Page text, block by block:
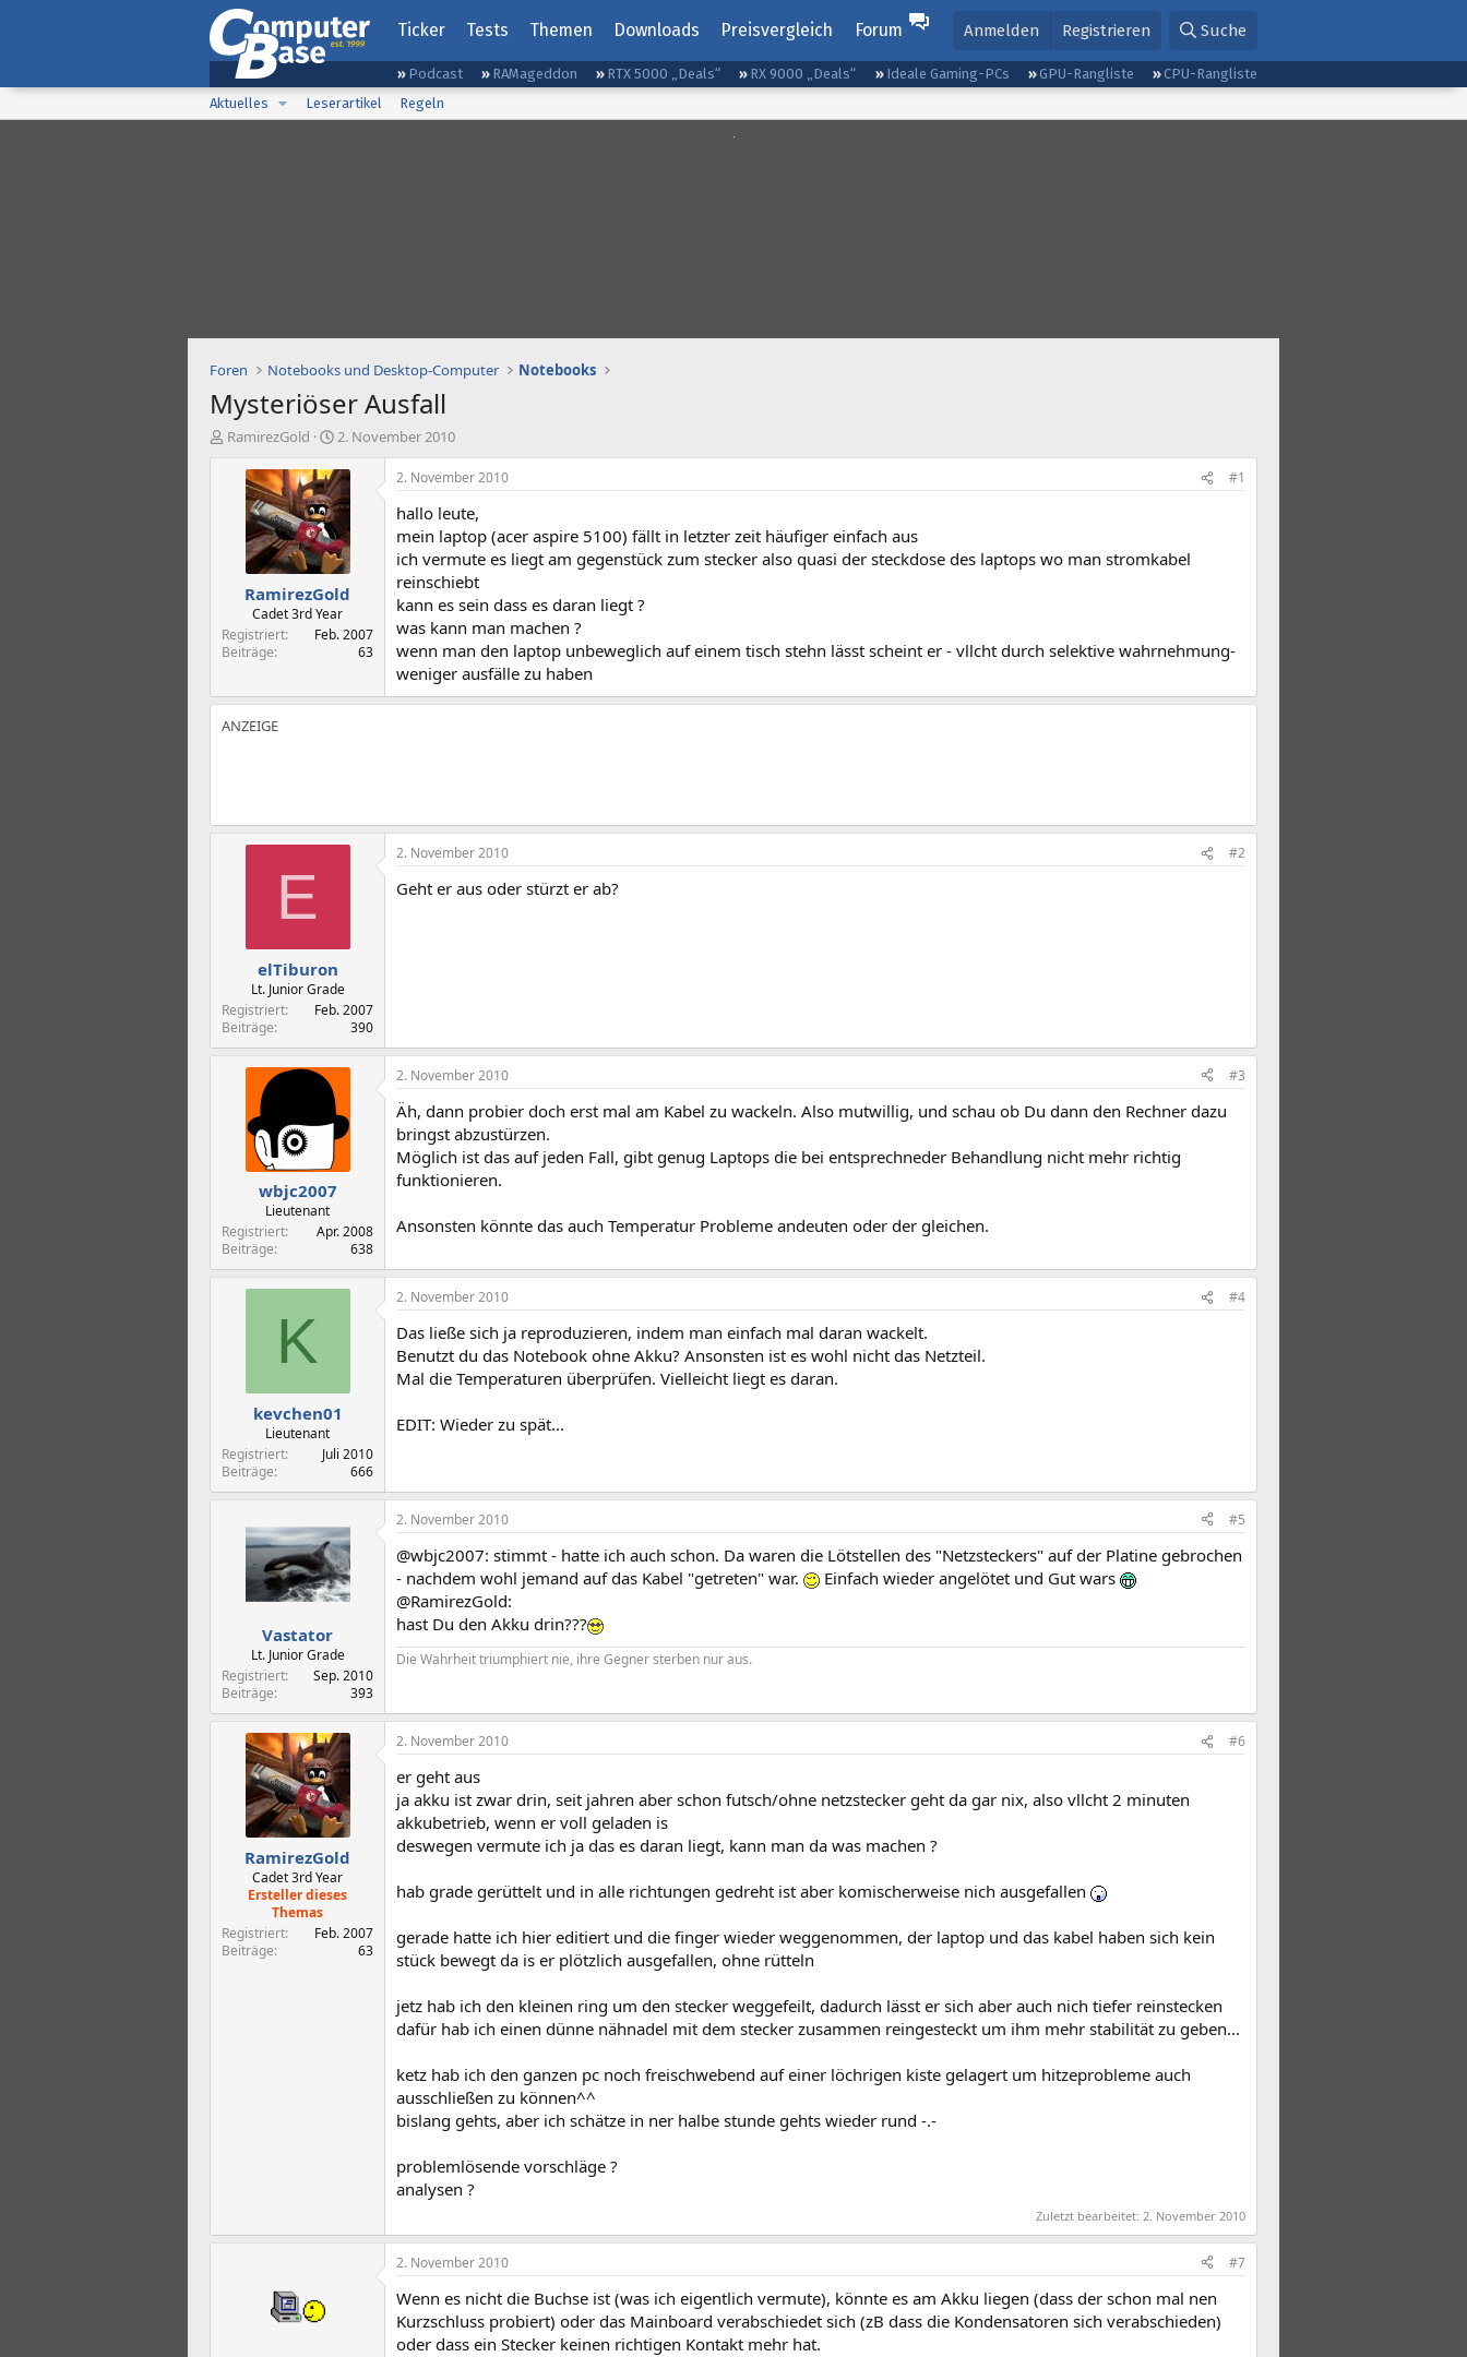
Ticker Tests Themen Downloads Preisvergleich Forum Anmelden Registrieren Suche
Podcast RAMageddon RTX 5000 „Deals“ RX 9000 „Deals“ Ideale Gaming-PCs GPU-Rangliste
CPU-Rangliste
Aktuelles
Leserartikel Regeln
Foren Notebooks und Desktop-Computer Notebooks
Mysteriöser Ausfall
E
RamirezGold
E
s
t
e
l
l
t
a
m
2. November 2010
RamirezGold
Cadet 3rd Year
Registriert
Feb. 2007
Beiträge
63
2. November 2010 #1
hallo leute,
mein laptop (acer aspire 5100) fällt in letzter zeit häufiger einfach aus
ich vermute es liegt am gegenstück zum stecker also quasi der steckdose des laptops wo man stromkabel
reinschiebt
kann es sein dass es daran liegt ?
was kann man machen ?
wenn man den laptop unbeweglich auf einem tisch stehn lässt scheint er - vllcht durch selektive wahrnehmung-
weniger ausfälle zu haben
E
elTiburon
Lt. Junior Grade
Registriert
Feb. 2007
Beiträge
390
2. November 2010 #2
Geht er aus oder stürzt er ab?
wbjc2007
Lieutenant
Registriert
Apr. 2008
Beiträge
638
2. November 2010 #3
Äh, dann probier doch erst mal am Kabel zu wackeln. Also mutwillig, und schau ob Du dann den Rechner dazu
bringst abzustürzen.
Möglich ist das auf jeden Fall, gibt genug Laptops die bei entsprechneder Behandlung nicht mehr richtig
funktionieren.
Ansonsten könnte das auch Temperatur Probleme andeuten oder der gleichen.
K
kevchen01
Lieutenant
Registriert
Juli 2010
Beiträge
666
2. November 2010 #4
Das ließe sich ja reproduzieren, indem man einfach mal daran wackelt.
Benutzt du das Notebook ohne Akku? Ansonsten ist es wohl nicht das Netzteil.
Mal die Temperaturen überprüfen. Vielleicht liegt es daran.
EDIT: Wieder zu spät...
Vastator
Lt. Junior Grade
Registriert
Sep. 2010
Beiträge
393
2. November 2010 #5
@wbjc2007: stimmt - hatte ich auch schon. Da waren die Lötstellen des "Netzsteckers" auf der Platine gebrochen
- nachdem wohl jemand auf das Kabel "getreten" war.
Einfach wieder angelötet und Gut wars
@RamirezGold:
hast Du den Akku drin???
Die Wahrheit triumphiert nie, ihre Gegner sterben nur aus.
RamirezGold
Cadet 3rd Year
Ersteller dieses
Themas
Registriert
Feb. 2007
Beiträge
63
2. November 2010 #6
er geht aus
ja akku ist zwar drin, seit jahren aber schon futsch/ohne netzstecker geht da gar nix, also vllcht 2 minuten
akkubetrieb, wenn er voll geladen is
deswegen vermute ich ja das es daran liegt, kann man da was machen ?
hab grade gerüttelt und in alle richtungen gedreht ist aber komischerweise nich ausgefallen
gerade hatte ich hier editiert und die finger wieder weggenommen, der laptop und das kabel haben sich kein
stück bewegt da is er plötzlich ausgefallen, ohne rütteln
jetz hab ich den kleinen ring um den stecker weggefeilt, dadurch lässt er sich aber auch nich tiefer reinstecken
dafür hab ich einen dünne nähnadel mit dem stecker zusammen reingesteckt um ihm mehr stabilität zu geben...
ketz hab ich den ganzen pc noch freischwebend auf einer löchrigen kiste gelagert um hitzeprobleme auch
ausschließen zu können^^
bislang gehts, aber ich schätze in ner halbe stunde gehts wieder rund -.-
problemlösende vorschläge ?
analysen ?
Zuletzt bearbeitet: 2. November 2010
2. November 2010 #7
Wenn es nicht die Buchse ist (was ich eigentlich vermute), könnte es am Akku liegen (dass der schon mal nen
Kurzschluss probiert) oder das Mainboard verabschiedet sich (zB dass die Kondensatoren sich verabschieden)
oder dass ein Stecker keinen richtigen Kontakt mehr hat.